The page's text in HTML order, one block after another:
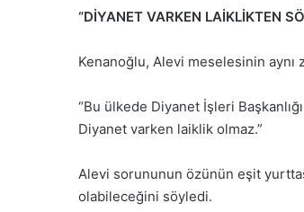
“DİYANET VARKEN LAİKLİKTEN
Kenanoğlu, Alevi meselesinin
“Bu ülkede Diyanet İşleri
Diyanet varken laiklik olmaz.”
Alevi sorununun özünün eşit
olabileceğini söyledi.